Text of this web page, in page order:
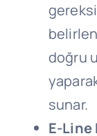
doğru
sunar.
E-Line